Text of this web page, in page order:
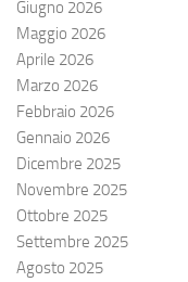
Giugno 2026
Maggio 2026
Aprile 2026
Marzo 2026
Febbraio 2026
Gennaio 2026
Dicembre 2025
Novembre 2025
Ottobre 2025
Settembre 2025
Agosto 2025